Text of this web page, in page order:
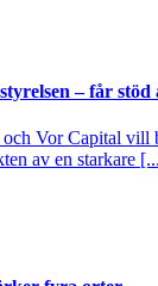
– får
Vor Capital
av en starkare